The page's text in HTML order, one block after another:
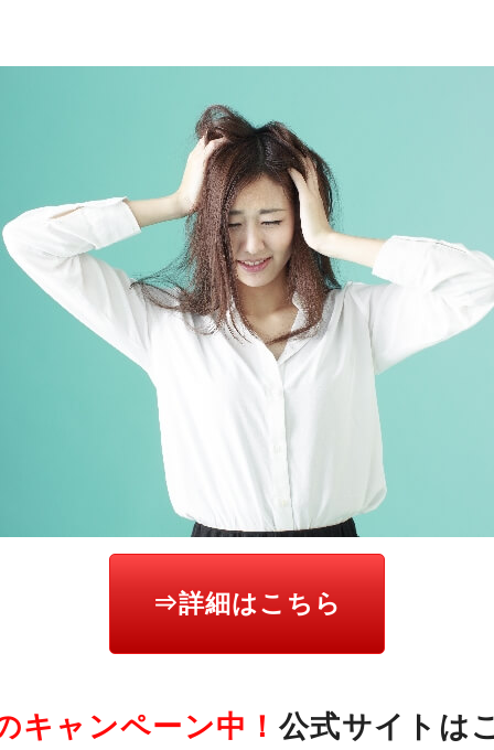
⇒詳細はこちら
キャンペーン中！ 公式サイトは